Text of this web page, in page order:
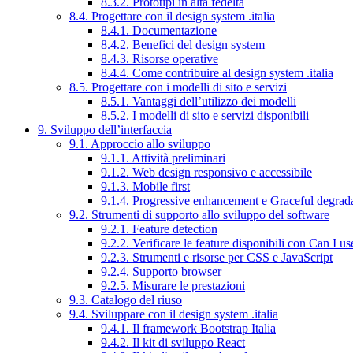
8.4. Progettare con il design system .italia
8.4.1. Documentazione
8.4.2. Benefici del design system
8.4.3. Risorse operative
8.4.4. Come contribuire al design system .italia
8.5. Progettare con i modelli di sito e servizi
8.5.1. Vantaggi dell’utilizzo dei modelli
8.5.2. I modelli di sito e servizi disponibili
9. Sviluppo dell’interfaccia
9.1. Approccio allo sviluppo
9.1.1. Attività preliminari
9.1.2. Web design responsivo e accessibile
9.1.3. Mobile first
9.1.4. Progressive enhancement e Graceful
9.2. Strumenti di supporto allo sviluppo del software
9.2.1. Feature detection
9.2.2. Verificare le feature disponibili con Can I
9.2.3. Strumenti e risorse per CSS e JavaScript
9.2.4. Supporto browser
9.2.5. Misurare le prestazioni
9.3. Catalogo del riuso
9.4. Sviluppare con il design system .italia
9.4.1. Il framework Bootstrap Italia
9.4.2. Il kit di sviluppo React